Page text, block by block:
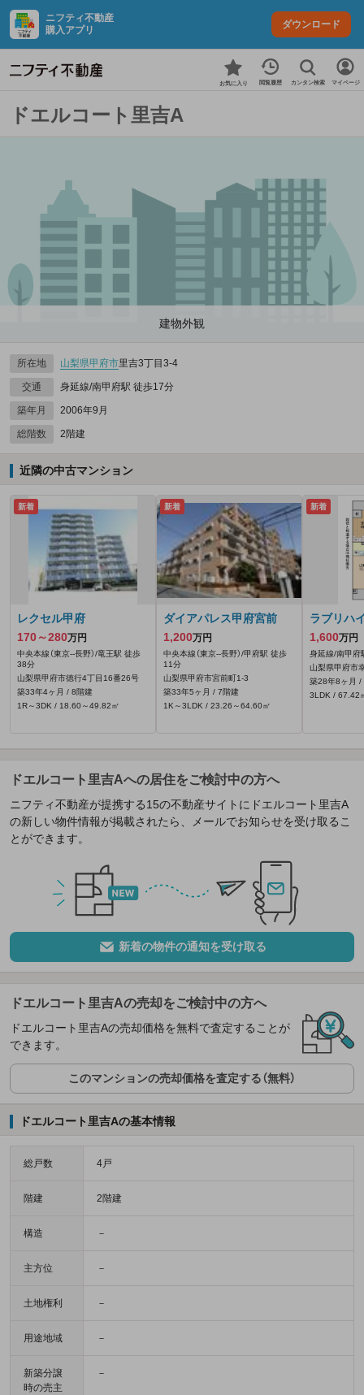
ニフティ不動産
購入アプリ
ダウンロード
お気に入り 閲覧履歴 カンタン検索 マイページ
ドエルコート里吉A
建物外観
所在地 山梨県甲府市里吉3丁目3-4
交通 身延線/南甲府駅 徒歩17分
築年月 2006年9月
総階数 2階建
近隣の中古マンション
新着
レクセル甲府
170～280万円
中央本線（東京--長野）/竜王駅 徒歩
38分
山梨県甲府市徳行4丁目16番26号
築33年4ヶ月 / 8階建
1R～3DK / 18.60～49.82㎡
新着
ダイアパレス甲府宮前
1,200万円
中央本線（東京--長野）/甲府駅 徒歩
11分
山梨県甲府市宮前町1-3
築33年5ヶ月 / 7階建
1K～3LDK / 23.26～64.60㎡
新着
ラブリハ
1,600万円
身延線/南甲府
山梨県甲府市
築28年8ヶ月 /
3LDK / 67.42
ドエルコート里吉Aへの居住をご検討中の方へ
ニフティ不動産が提携する15の不動産サイトにドエルコート里吉A
の新しい物件情報が掲載されたら、メールでお知らせを受け取るこ
とができます。
新着の物件の通知を受け取る
ドエルコート里吉Aの売却をご検討中の方へ
ドエルコート里吉Aの売却価格を無料で査定することが
できます。
このマンションの売却価格を査定する（無料）
ドエルコート里吉Aの基本情報
総戸数 4戸
階建 2階建
構造 －
主方位 －
土地権利 －
用途地域 －
新築分譲
時の売主
－